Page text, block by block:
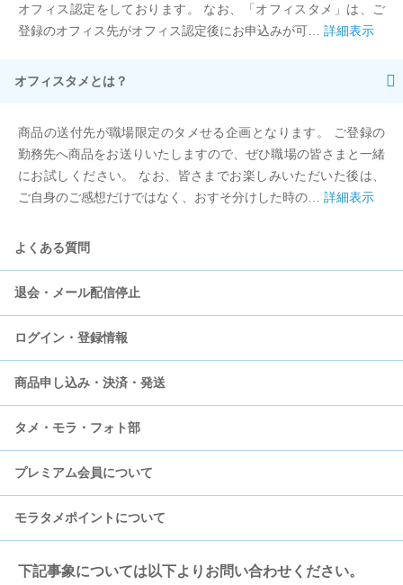
オフィス認定をしております。 なお、「オフィスタメ」は、ご
登録のオフィス先がオフィス認定後にお申込みが可… 詳細表示
オフィスタメとは？
商品の送付先が職場限定のタメせる企画となります。 ご登録の
勤務先へ商品をお送りいたしますので、ぜひ職場の皆さまと一緒
にお試しください。 なお、皆さまでお楽しみいただいた後は、
ご自身のご感想だけではなく、おすそ分けした時の… 詳細表示
よくある質問
退会・メール配信停止
モラタメについて
会員登録
会員退会
ログイン・登録情報
登録情報の更新
ログイン・パスワード
お知らせメール
SMS認証
商品申し込み・決済・発送
決済
商品発送
タメ・モラ・フォト部
タメせる商品
モラえる商品
フォト部
プレミアム会員について
プレミアム会員への登録・解除について
プレミアム会員の特典について
モラタメポイントについて
無償ポイントについて
下記事象については以下よりお問い合わせください。